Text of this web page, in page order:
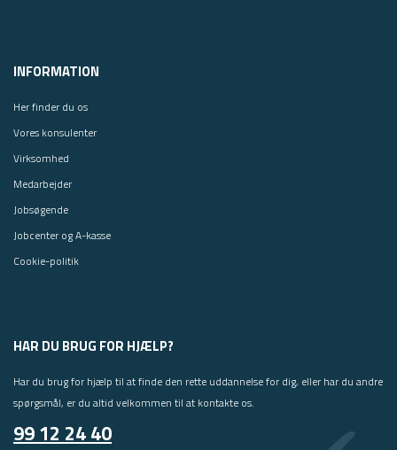
INFORMATION
Her finder du os
Vores konsulenter
Virksomhed
Medarbejder
Jobsøgende
Jobcenter og A-kasse
Cookie-politik
HAR DU BRUG FOR HJÆLP?
Har du brug for hjælp til at finde den rette uddannelse for dig, eller har du andre
spørgsmål, er du altid velkommen til at kontakte os.
99 12 24 40